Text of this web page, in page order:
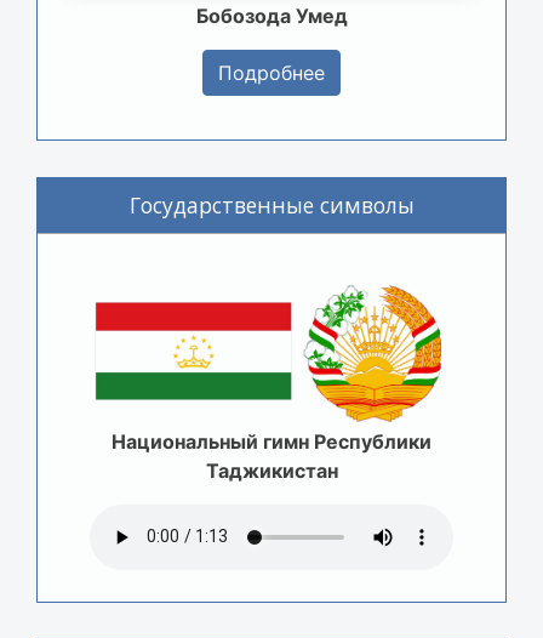
Бобозода Умед
Подробнее
Государственные символы
Национальный гимн Республики
Таджикистан